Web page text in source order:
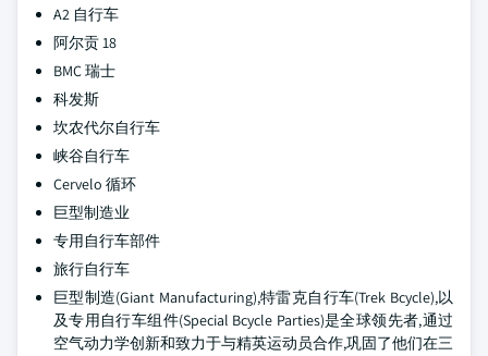
A2 自行车
阿尔贡 18
BMC 瑞士
科发斯
坎农代尔自行车
峡谷自行车
Cervelo 循环
巨型制造业
专用自行车部件
旅行自行车
巨型制造(Giant Manufacturing),特雷克自行车(Trek Bcycle),以
及专用自行车组件(Special Bcycle Parties)是全球领先者,通过
空气动力学创新和致力于与精英运动员合作,巩固了他们在三